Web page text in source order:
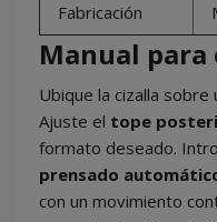
Fabricación
Manual
Ubique la cizalla
Ajuste el tope
formato deseado.
prensado
con un movimiento